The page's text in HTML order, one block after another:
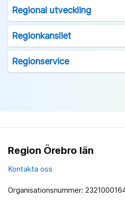
Regional utveckling
Regionkansliet
Regionservice
Region Örebro län
Kontakta oss
Organisationsnummer: